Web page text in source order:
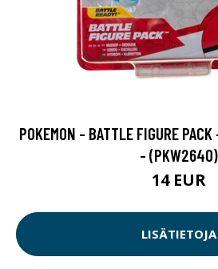
POKEMON - BATTLE FIGURE
- (PKW2640)
14 EUR
LISÄTIETOJA